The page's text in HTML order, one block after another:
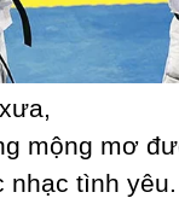
mộng mơ
nhạc tình уêu.